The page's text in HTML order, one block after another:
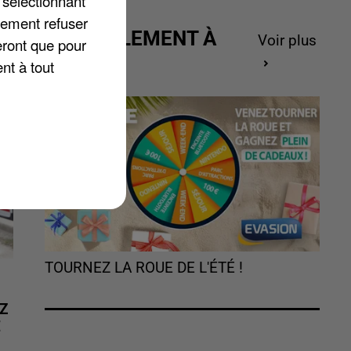
ACTUELLEMENT À
GAGNER
Voir plus
TOURNEZ LA ROUE DE L'ÉTÉ !
refuser
que pour
à tout